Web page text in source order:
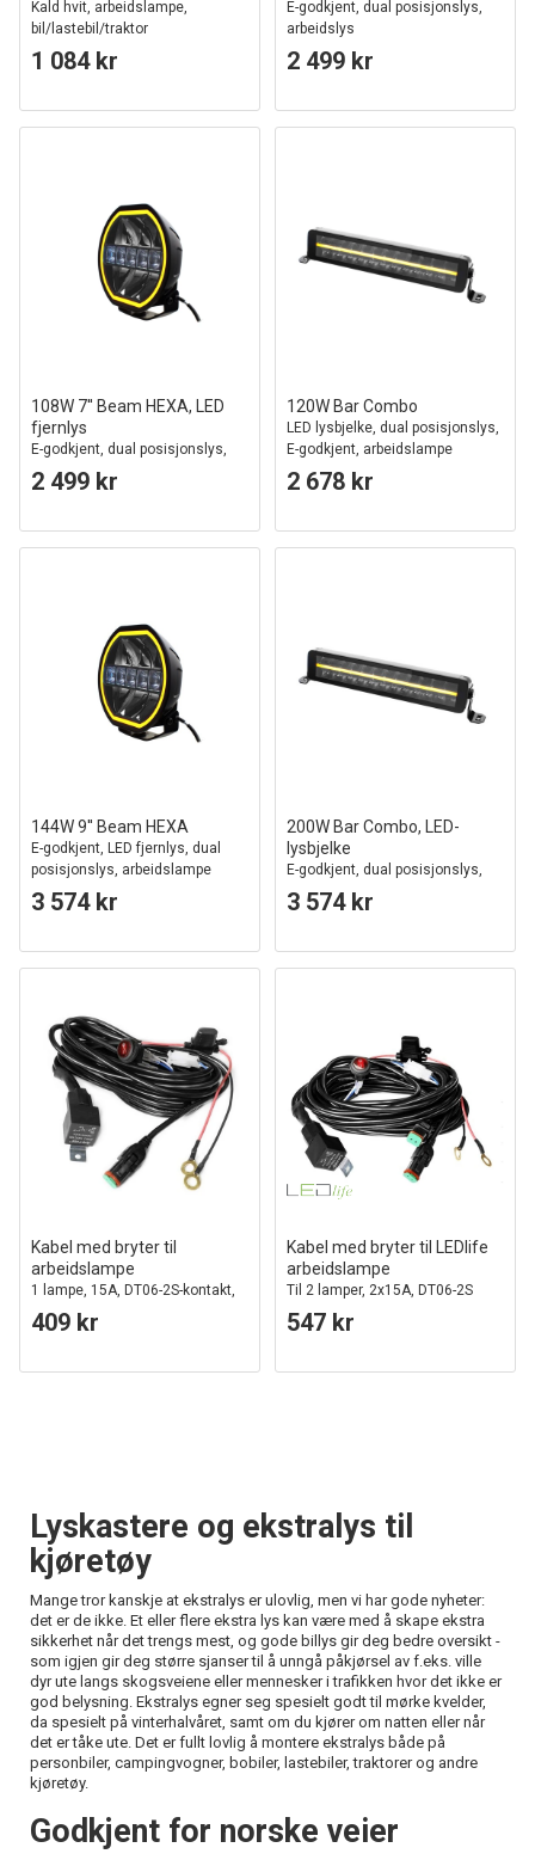
Kald hvit, arbeidslampe,
bil/lastebil/traktor
1 084 kr
E-godkjent, dual posisjonslys,
arbeidslys
2 499 kr
108W 7'' Beam HEXA, LED
fjernlys
E-godkjent, dual posisjonslys,
arbeidslampe
2 499 kr
120W Bar Combo
LED lysbjelke, dual posisjonslys,
E-godkjent, arbeidslampe
2 678 kr
144W 9'' Beam HEXA
E-godkjent, LED fjernlys, dual
posisjonslys, arbeidslampe
3 574 kr
200W Bar Combo, LED-
lysbjelke
E-godkjent, dual posisjonslys,
arbeidslampe
3 574 kr
Kabel med bryter til
arbeidslampe
1 lampe, 15A, DT06-2S-kontakt,
arbeidslampe
409 kr
Kabel med bryter til LEDlife
arbeidslampe
Til 2 lamper, 2x15A, DT06-2S
stikk
547 kr
Lyskastere og ekstralys til
kjøretøy
Mange tror kanskje at ekstralys er ulovlig, men vi har gode nyheter:
det er de ikke. Et eller flere ekstra lys kan være med å skape ekstra
sikkerhet når det trengs mest, og gode billys gir deg bedre oversikt -
som igjen gir deg større sjanser til å unngå påkjørsel av f.eks. ville
dyr ute langs skogsveiene eller mennesker i trafikken hvor det ikke er
god belysning. Ekstralys egner seg spesielt godt til mørke kvelder,
da spesielt på vinterhalvåret, samt om du kjører om natten eller når
det er tåke ute. Det er fullt lovlig å montere ekstralys både på
personbiler, campingvogner, bobiler, lastebiler, traktorer og andre
kjøretøy.
Godkjent for norske veier